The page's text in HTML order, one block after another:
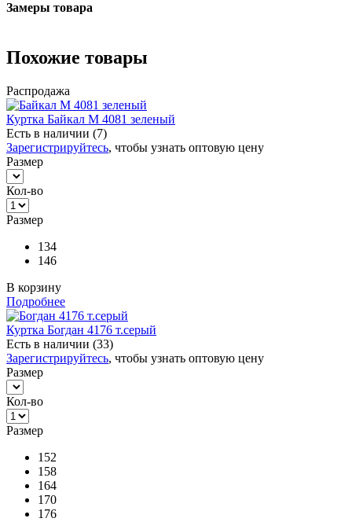
Замеры товара
Похожие товары
Распродажа
Куртка Байкал М 4081 зеленый
Есть в наличии (7)
Зарегистрируйтесь, чтобы узнать оптовую цену
Размер
Кол-во
Размер
134
146
В корзину
Подробнее
Куртка Богдан 4176 т.серый
Есть в наличии (33)
Зарегистрируйтесь, чтобы узнать оптовую цену
Размер
Кол-во
Размер
152
158
164
170
176